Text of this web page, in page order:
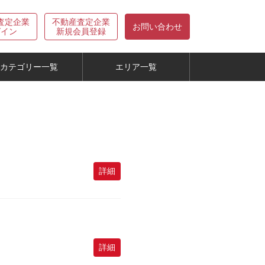
定企業
ン
不動産査定企業
新規会員登録
お問い合わせ
カテゴリー一覧 エリア一覧
詳細
詳細